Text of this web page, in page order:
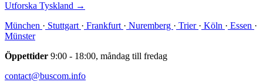
Utforska Tyskland →
München · Stuttgart · Frankfurt · Nuremberg · Trier · Köln · Essen ·
Münster
Öppettider 9:00 - 18:00, måndag till fredag
contact@buscom.info